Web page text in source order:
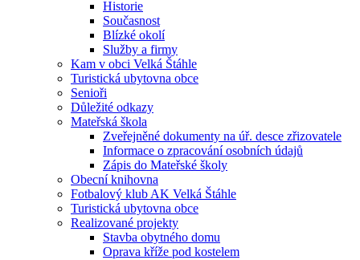
Historie
Současnost
Blízké okolí
Služby a firmy
Kam v obci Velká Štáhle
Turistická ubytovna obce
Senioři
Důležité odkazy
Mateřská škola
Zveřejněné dokumenty na úř. desce zřizovatele
Informace o zpracování osobních údajů
Zápis do Mateřské školy
Obecní knihovna
Fotbalový klub AK Velká Štáhle
Turistická ubytovna obce
Realizované projekty
Stavba obytného domu
Oprava kříže pod kostelem